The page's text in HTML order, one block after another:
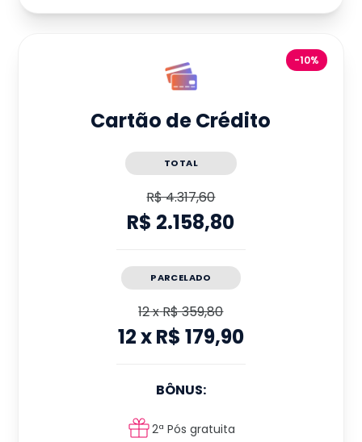
-10%
Cartão de Crédito
TOTAL
R$ 4.317,60
R$ 2.158,80
PARCELADO
12xR$ 359,80
12xR$ 179,90
BÔNUS:
2ª Pós gratuita